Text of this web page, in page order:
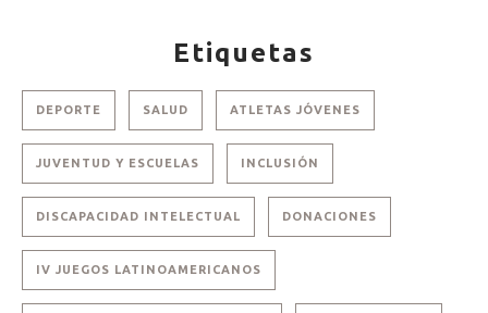
Etiquetas
DEPORTE SALUD ATLETAS JÓVENES
JUVENTUD Y ESCUELAS INCLUSIÓN
DISCAPACIDAD INTELECTUAL DONACIONES
IV JUEGOS LATINOAMERICANOS